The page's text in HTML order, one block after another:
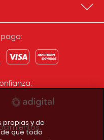
propias y de
que todo